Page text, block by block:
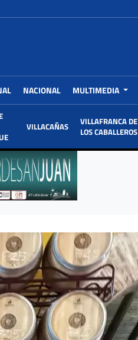
NACIONAL MULTIMEDIA
VILLACAÑAS
VILLAFRANCA DE
LOS CABALLEROS